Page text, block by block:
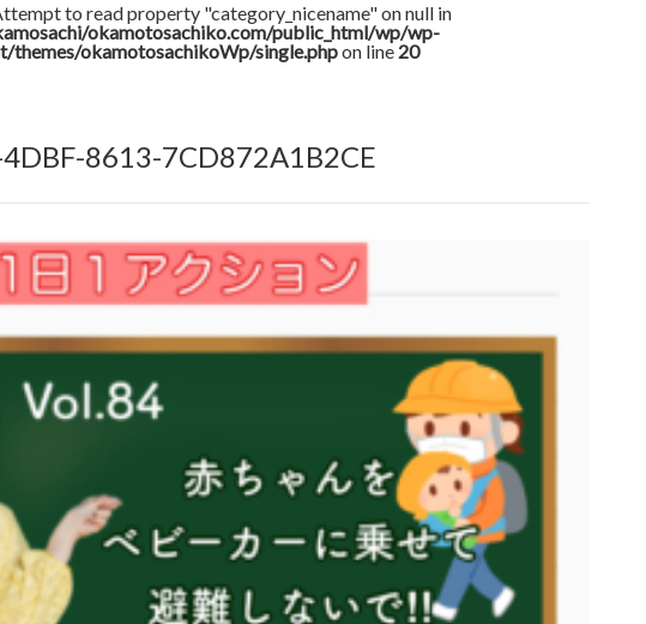
to read property "category_nicename" on null in
okamotosachiko.com/public_html/wp/wp-
themes/okamotosachikoWp/single.phpon line 20
8613-7CD872A1B2CE